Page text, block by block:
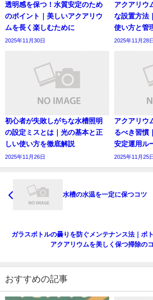
透明感を保つ！水質安定のため
のポイント｜美しいアクアリウ
ムを長く楽しむために
2025年11月30日
アクアリウ
な設置方法
使い方と管
2025年11月28日
初心者が失敗しがちな水槽照明
の設定ミスとは｜光の基本と正
しい使い方を徹底解説
2025年11月26日
アクアリウ
るべき習慣
安定運用ル
2025年11月25日
水槽の水温を一定に保つコツ
ガラスボトルの曇りを防ぐメンテナンス法｜ボ
アクアリウムを美しく保つ掃除の
おすすめの記事